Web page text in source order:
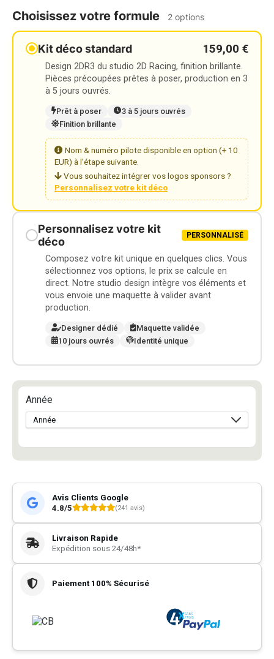
Choisissez votre formule 2 options
Kit déco standard 159,00 €
Design 2DR3 du studio 2D Racing, finition brillante.
Pièces précoupées prêtes à poser, production en 3
à 5 jours ouvrés.
Prêt à poser
3 à 5 jours ouvrés
Finition brillante
Nom & numéro pilote disponible en option (+ 10
EUR) à l'étape suivante.
Vous souhaitez intégrer vos logos sponsors ?
Personnalisez votre kit déco
Personnalisez votre kit
déco
PERSONNALISÉ
Composez votre kit unique en quelques clics. Vous
sélectionnez vos options, le prix se calcule en
direct. Notre studio design intègre vos éléments et
vous envoie une maquette à valider avant
production.
Designer dédié
Maquette validée
10 jours ouvrés
Identité unique
Année
Avis Clients Google
4.8/5
(241 avis)
Livraison Rapide
Expédition sous 24/48h*
Paiement 100% Sécurisé